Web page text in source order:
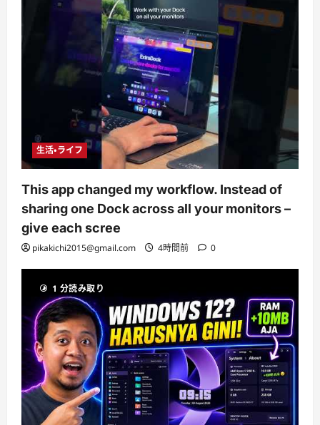
生活・ライフ
This app changed my workflow. Instead of
sharing one Dock across all your monitors –
give each scree
pikakichi2015@gmail.com 4時間前 0
1 分読み取り